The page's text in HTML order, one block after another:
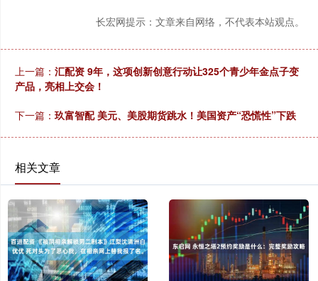
长宏网提示：文章来自网络，不代表本站观点。
上一篇： 汇配资 9年，这项创新创意行动让325个青少年金点子变
产品，亮相上交会！
下一篇： 玖富智配 美元、美股期货跳水！美国资产“恐慌性”下跌
相关文章